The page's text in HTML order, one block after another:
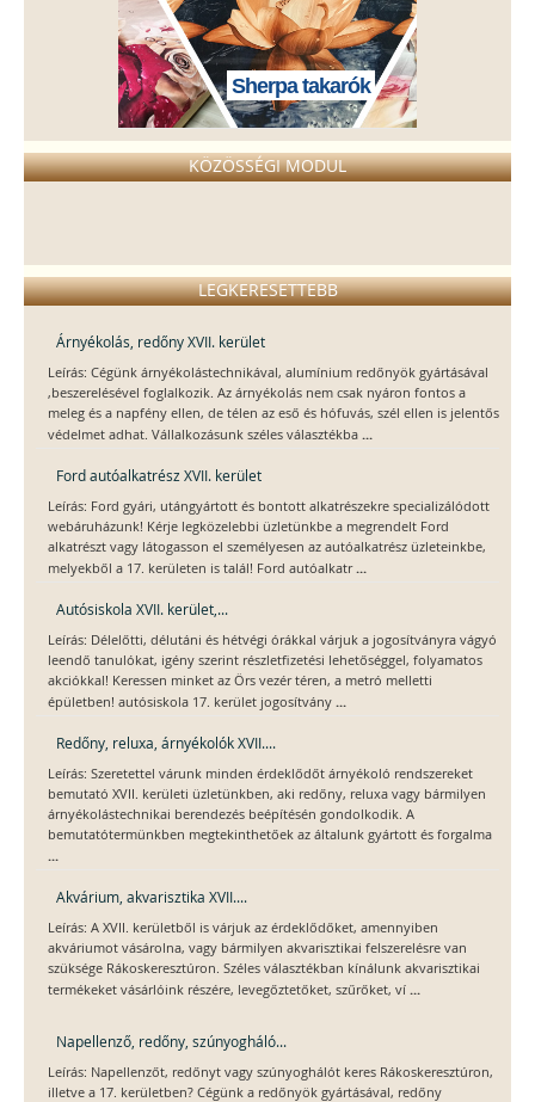
Sherpa takarók
KÖZÖSSÉGI MODUL
LEGKERESETTEBB
Árnyékolás, redőny XVII. kerület
Leírás: Cégünk árnyékolástechnikával, alumínium redőnyök gyártásával
,beszerelésével foglalkozik. Az árnyékolás nem csak nyáron fontos a
meleg és a napfény ellen, de télen az eső és hófuvás, szél ellen is jelentős
védelmet adhat. Vállalkozásunk széles választékba ...
Ford autóalkatrész XVII. kerület
Leírás: Ford gyári, utángyártott és bontott alkatrészekre specializálódott
webáruházunk! Kérje legközelebbi üzletünkbe a megrendelt Ford
alkatrészt vagy látogasson el személyesen az autóalkatrész üzleteinkbe,
melyekből a 17. kerületen is talál! Ford autóalkatr...
Autósiskola XVII. kerület,...
Leírás: Délelőtti, délutáni és hétvégi órákkal várjuk a jogosítványra vágyó
leendő tanulókat, igény szerint részletfizetési lehetőséggel, folyamatos
akciókkal! Keressen minket az Örs vezér téren, a metró melletti
épületben! autósiskola 17. kerület jogosítvány ...
Redőny, reluxa, árnyékolók XVII....
Leírás: Szeretettel várunk minden érdeklődőt árnyékoló rendszereket
bemutató XVII. kerületi üzletünkben, aki redőny, reluxa vagy bármilyen
árnyékolástechnikai berendezés beépítésén gondolkodik. A
bemutatótermünkben megtekinthetőek az általunk gyártott és forgalma
...
Akvárium, akvarisztika XVII....
Leírás: A XVII. kerületből is várjuk az érdeklődőket, amennyiben
akváriumot vásárolna, vagy bármilyen akvarisztikai felszerelésre van
szüksége Rákoskeresztúron. Széles választékban kínálunk akvarisztikai
termékeket vásárlóink részére, levegőztetőket, szűrőket, ví ...
Napellenző, redőny, szúnyogháló...
Leírás: Napellenzőt, redőnyt vagy szúnyoghálót keres Rákoskeresztúron,
illetve a 17. kerületben? Cégünk a redőnyök gyártásával, redőny